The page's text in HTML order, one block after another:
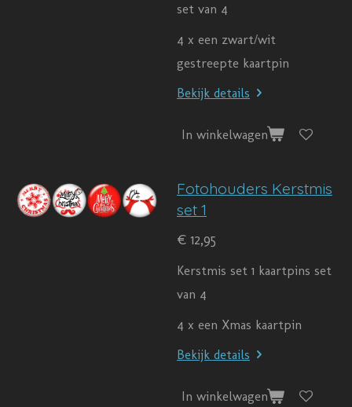
set van 4
4 x een zwart/wit
gestreepte kaartpin
Bekijk details
In winkelwagen
Fotohouders Kerstmis
set 1
€ 12,95
Kerstmis set 1 kaartpins set
van 4
4 x een Xmas kaartpin
Bekijk details
In winkelwagen